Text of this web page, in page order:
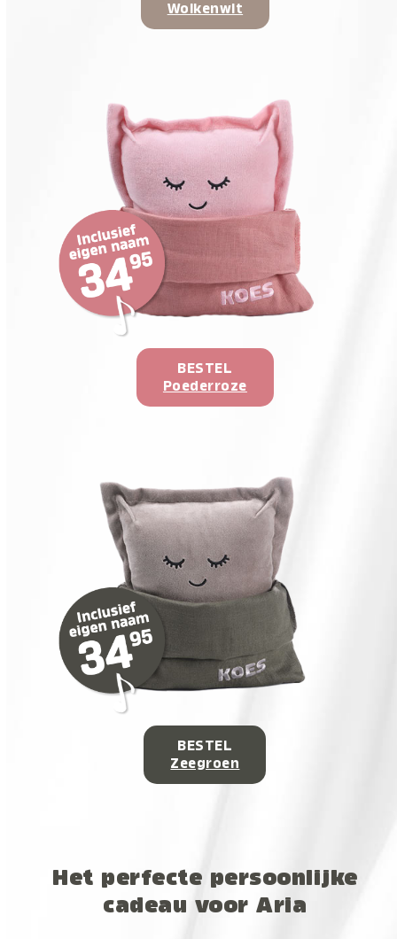
Wolkenwit
BESTEL
Poederroze
BESTEL
Zeegroen
Het perfecte persoonlijke
cadeau voor Aria